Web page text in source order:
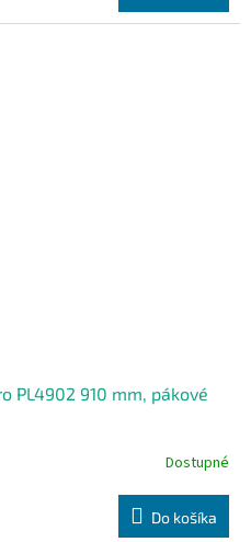
PL4902 910 mm, pákové
Dostupné
Do košíka